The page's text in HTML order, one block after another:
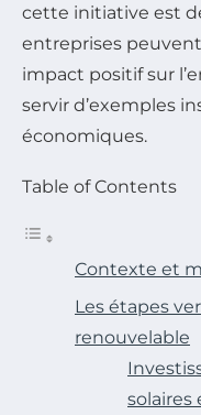
cette initiative est
entreprises
impact positif sur
servir d’exemples
économiques.
Table of Contents
Contexte et
Les étapes
renouvelable
solaires